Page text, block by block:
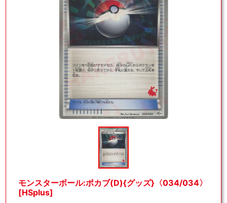
ア
モンスターボール:ポカブ(D){グッズ}〈034/034〉
[HSplus]